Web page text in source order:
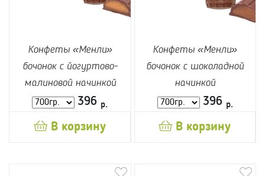
Конфеты «Менли»
бочонок с йогуртово-
малиновой начинкой
396 р.
В корзину
Конфеты «Менли»
бочонок с шоколадной
начинкой
396 р.
В корзину